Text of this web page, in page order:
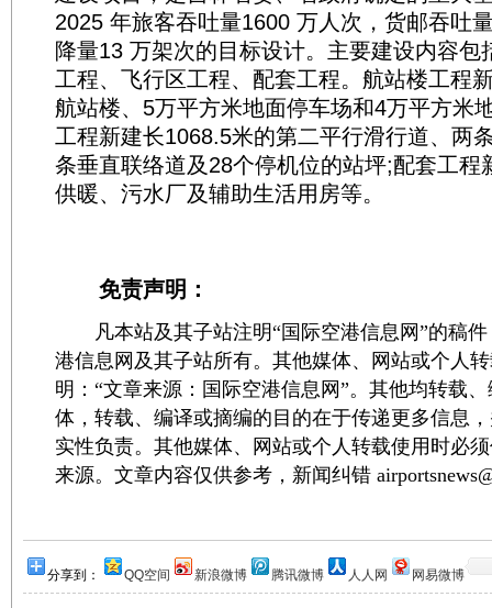
2025 年旅客吞吐量1600 万人次，货邮吞吐
降量13 万架次的目标设计。主要建设内容包
工程、飞行区工程、配套工程。航站楼工程
航站楼、5万平方米地面停车场和4万平方米
工程新建长1068.5米的第二平行滑行道、两
条垂直联络道及28个停机位的站坪;配套工程
供暖、污水厂及辅助生活用房等。
免责声明：
凡本站及其子站注明“国际空港信息网”的稿件
港信息网及其子站所有。其他媒体、网站或个人
明：“文章来源：国际空港信息网”。其他均转载
体，转载、编译或摘编的目的在于传递更多信息
实性负责。其他媒体、网站或个人转载使用时必
来源。文章内容仅供参考，新闻纠错
分享到： QQ空间 新浪微博 腾讯微博 人人网 网易微博